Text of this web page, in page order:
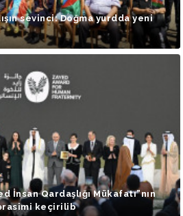
sevinci: Doğma yurdda yeni
İnsan Qardaşlığı Mükafatı”nın
keçirilib